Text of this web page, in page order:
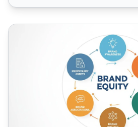
Mi az a márkaérték?